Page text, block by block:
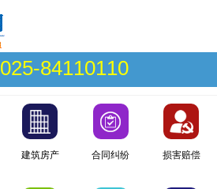
025-84110110
建筑房产 合同纠纷 损害赔偿